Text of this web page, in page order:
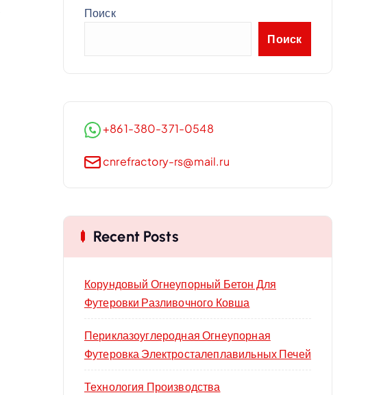
Поиск
Поиск
+861-380-371-0548
cnrefractory-rs@mail.ru
Recent Posts
Корундовый Огнеупорный Бетон Для
Футеровки Разливочного Ковша
Периклазоуглеродная Огнеупорная
Футеровка Электросталеплавильных Печей
Технология Производства